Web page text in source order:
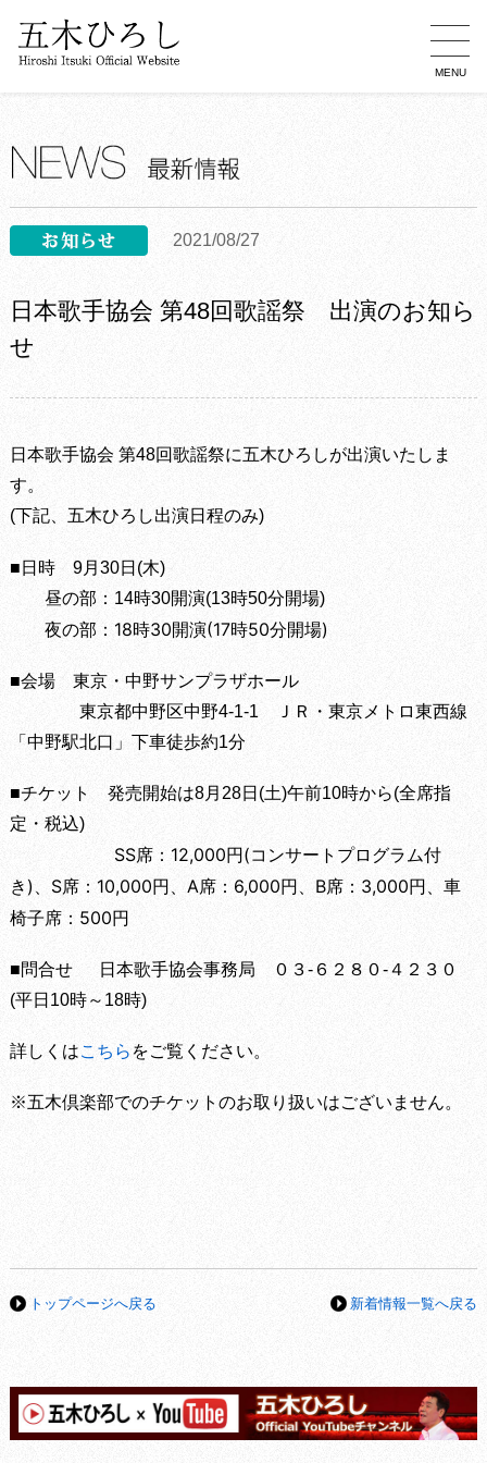
MENU
2021/08/27
日本歌手協会 第48回歌謡祭 出演のお知ら
せ
日本歌手協会 第48回歌謡祭に五木ひろしが出演いたしま
す。
(下記、五木ひろし出演日程のみ)
■日時 9月30日(木)
昼の部：14時30開演(13時50分開場)
夜の部：18時30開演(17時50分開場)
■会場 東京・中野サンプラザホール
東京都中野区中野4-1-1 ＪＲ・東京メトロ東西線
「中野駅北口」下車徒歩約1分
■チケット 発売開始は8月28日(土)午前10時から(全席指
定・税込)
SS席：12,000円(コンサートプログラム付
き)、S席：10,000円、A席：6,000円、B席：3,000円、車
椅子席：500円
■問合せ
日本歌手協会事務局 ０３-６２８０-４２３０
(平日10時～18時)
詳しくはこちら をご覧ください。
※五木倶楽部でのチケットのお取り扱いはございません。
トップページへ戻る 新着情報一覧へ戻る